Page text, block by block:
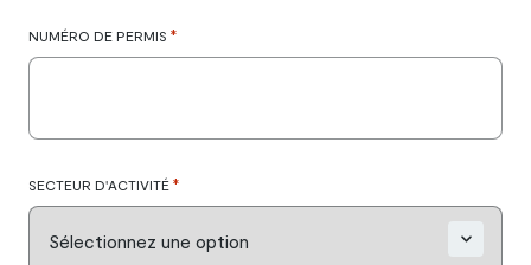
NUMÉRO DE PERMIS *
SECTEUR D'ACTIVITÉ *